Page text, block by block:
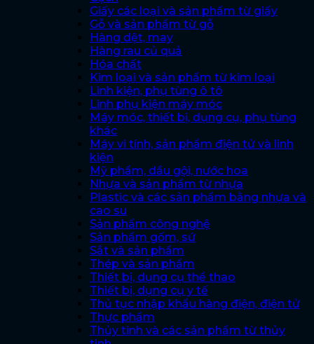
Giấy các loại và sản phẩm từ giấy
Gỗ và sản phẩm từ gỗ
Hàng dệt, may
Hàng rau củ quả
Hóa chất
Kim loại và sản phẩm từ kim loại
Linh kiện, phụ tùng ô tô
Linh phụ kiện máy móc
Máy móc, thiết bị, dụng cụ, phụ tùng
khác
Máy vi tính, sản phẩm điện tử và linh
kiện
Mỹ phẩm, dầu gội, nước hoa
Nhựa và sản phẩm từ nhựa
Plastic và các sản phẩm bằng nhựa và
cao su
Sản phẩm công nghệ
Sản phẩm gốm, sứ
Sắt và sản phẩm
Thép và sản phẩm
Thiết bị, dụng cụ thể thao
Thiết bị, dụng cụ y tế
Thủ tục nhập khẩu hàng điện, điện tử
Thực phẩm
Thủy tinh và các sản phẩm từ thủy